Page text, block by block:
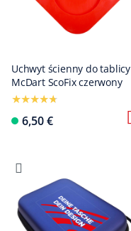
Uchwyt ścienny do tablicy
McDart ScoFix czerwony
6,50 €